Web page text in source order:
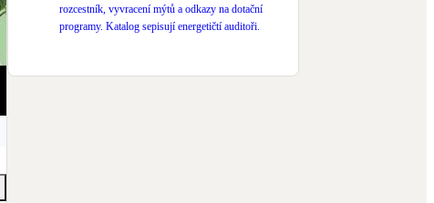
rozcestník, vyvracení mýtů a odkazy na dotační
programy. Katalog sepisují energetičtí auditoři.